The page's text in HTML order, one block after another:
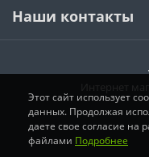
Наши контакты
Интернет
Этот сайт использует
данных. Продолжая
даете свое согласие на
файлами Подробнее